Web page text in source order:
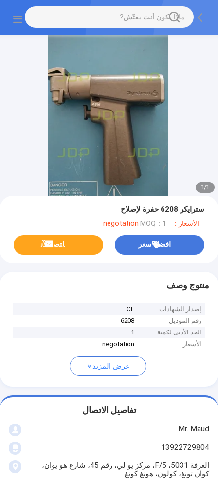
1
/
1
سترايكر 6208 حفرة لإصلاح
الأسعار：negotation MOQ：1
افضل سعر ﺎﺘﺼﻟ ﺍﻶﻧ
منتوج وصف
إصدار الشهادات
CE
رقم الموديل
6208
الحد الأدنى لكمية
1
الأسعار
negotation
عرض المزيد
تفاصيل الاتصال
Mr. Maud
13922729804
الغرفة 5031، 5/F، مركز يو لي، رقم 45، شارع هو يوان،
كوان تونغ، كولون، هونغ كونغ